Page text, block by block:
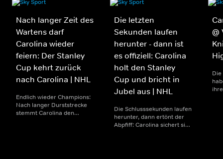
Nach langer Zeit des
Wartens darf
Carolina wieder
feiern: Der Stanley
Cup kehrt zurück
nach Carolina | NHL
Endlich wieder Champions:
Nach langer Durststrecke
stemmt Carolina den
Die letzten
Sekunden laufen
herunter - dann ist
es offiziell: Carolina
holt den Stanley
Cup und bricht in
Jubel aus | NHL
Die Schlusssekunden laufen
herunter, dann ertönt der
Abpfiff: Carolina sichert sich
@